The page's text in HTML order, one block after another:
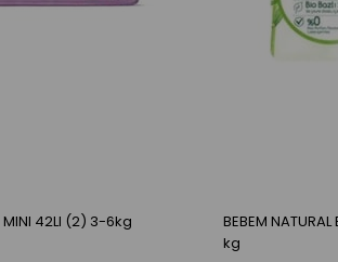
MINI 42LI (2) 3-6kg
BEBEM NATURAL
kg